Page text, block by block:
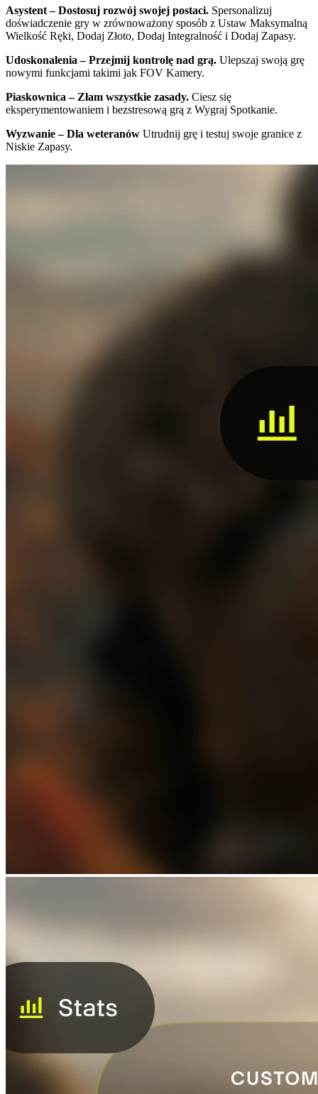
Asystent – Dostosuj rozwój swojej postaci. Spersonalizuj
doświadczenie gry w zrównoważony sposób z Ustaw Maksymalną
Wielkość Ręki, Dodaj Złoto, Dodaj Integralność i Dodaj Zapasy.
Udoskonalenia – Przejmij kontrolę nad grą. Ulepszaj swoją grę
nowymi funkcjami takimi jak FOV Kamery.
Piaskownica – Złam wszystkie zasady. Ciesz się
eksperymentowaniem i bezstresową grą z Wygraj Spotkanie.
Wyzwanie – Dla weteranów Utrudnij grę i testuj swoje granice z
Niskie Zapasy.